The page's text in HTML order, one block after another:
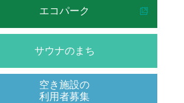
エコパーク
サウナのまち
空き施設の
利用者募集